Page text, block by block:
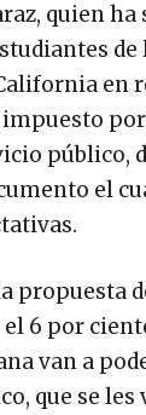
quien ha
en
público,
el
propuesta
6 por
van a
que se les